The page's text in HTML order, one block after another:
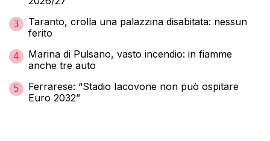
3
Taranto, crolla una palazzina disabitata: nessun
ferito
4
Marina di Pulsano, vasto incendio: in fiamme
anche tre auto
5
Ferrarese: “Stadio Iacovone non può ospitare
Euro 2032”